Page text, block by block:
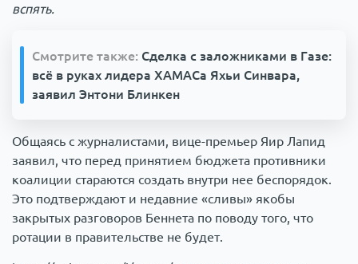
вспять.
Смотрите также: Сделка с заложниками в Газе:
всё в руках лидера ХАМАСа Яхьи Синвара,
заявил Энтони Блинкен
Общаясь с журналистами, вице-премьер Яир Лапид
заявил, что перед принятием бюджета противники
коалиции стараются создать внутри нее беспорядок.
Это подтверждают и недавние «сливы» якобы
закрытых разговоров Беннета по поводу того, что
ротации в правительстве не будет.